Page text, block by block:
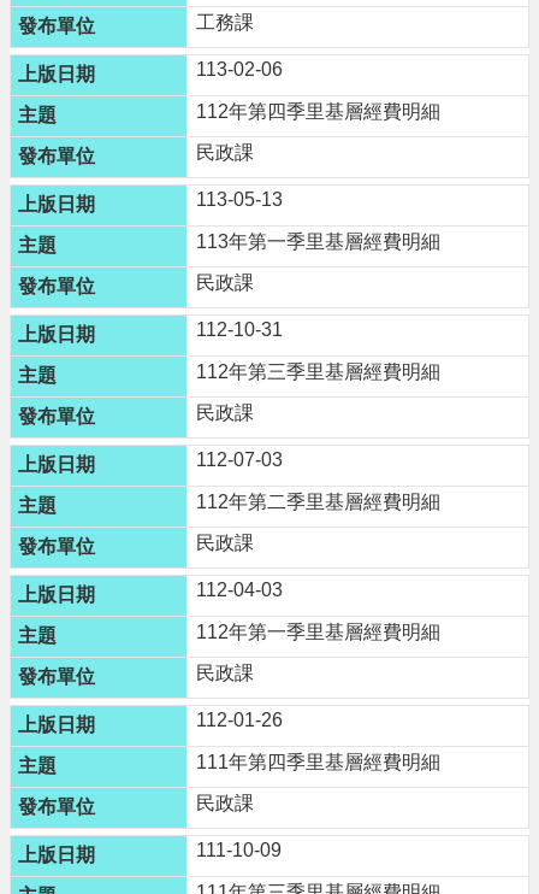
市
政
信
箱
常
見
問
題
桃
園
市
政
府
E
n
g
l
i
s
h
隱
私
權
政
策
政
府
網
站
資
料
工務課
113-02-06
112年第四季里基層經費明細
民政課
113-05-13
113年第一季里基層經費明細
民政課
112-10-31
112年第三季里基層經費明細
民政課
112-07-03
112年第二季里基層經費明細
民政課
112-04-03
112年第一季里基層經費明細
民政課
112-01-26
111年第四季里基層經費明細
民政課
111-10-09